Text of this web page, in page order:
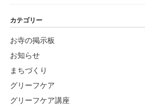
カテゴリー
お寺の掲示板
お知らせ
まちづくり
グリーフケア
グリーフケア講座